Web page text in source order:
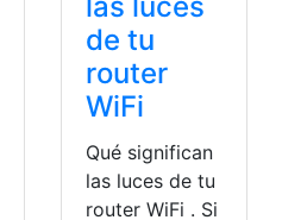
de tu
router
WiFi
Qué significan
las luces de tu
router WiFi . Si